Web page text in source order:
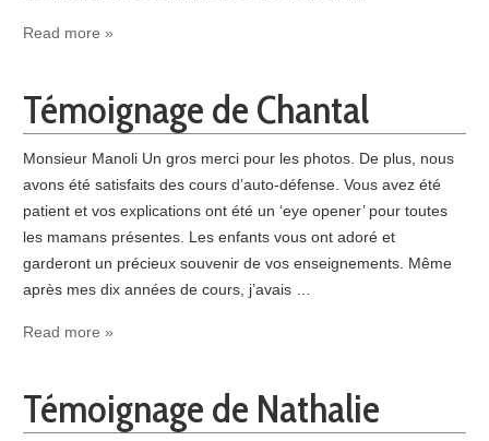
Read more »
Témoignage de Chantal
Monsieur Manoli Un gros merci pour les photos. De plus, nous
avons été satisfaits des cours d’auto-défense. Vous avez été
patient et vos explications ont été un ‘eye opener’ pour toutes
les mamans présentes. Les enfants vous ont adoré et
garderont un précieux souvenir de vos enseignements. Même
après mes dix années de cours, j’avais …
Read more »
Témoignage de Nathalie